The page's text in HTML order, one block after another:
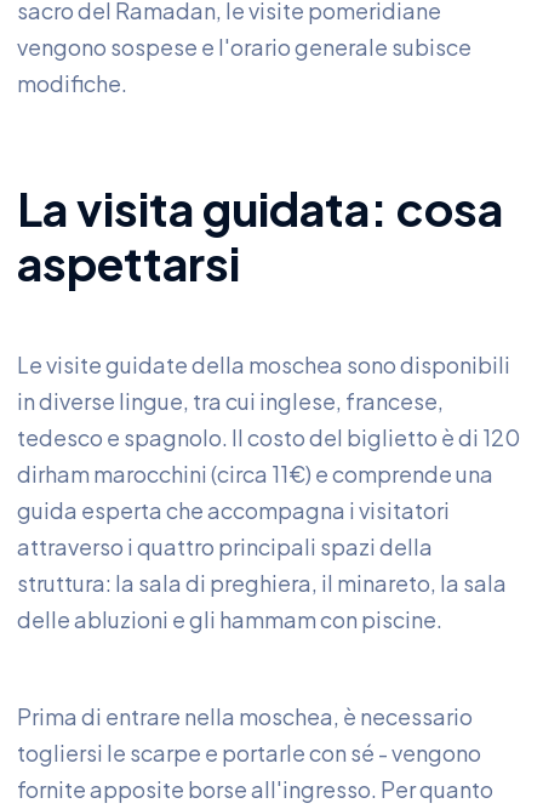
sacro del Ramadan, le visite pomeridiane
vengono sospese e l'orario generale subisce
modifiche.
La visita guidata: cosa
aspettarsi
Le visite guidate della moschea sono disponibili
in diverse lingue, tra cui inglese, francese,
tedesco e spagnolo. Il costo del biglietto è di 120
dirham marocchini (circa 11€) e comprende una
guida esperta che accompagna i visitatori
attraverso i quattro principali spazi della
struttura: la sala di preghiera, il minareto, la sala
delle abluzioni e gli hammam con piscine.
Prima di entrare nella moschea, è necessario
togliersi le scarpe e portarle con sé - vengono
fornite apposite borse all'ingresso. Per quanto